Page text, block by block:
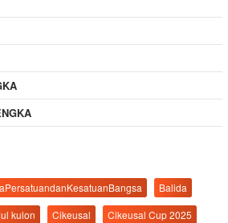
Balida
kulon Cikeusal
Cikeusal Cup 2025